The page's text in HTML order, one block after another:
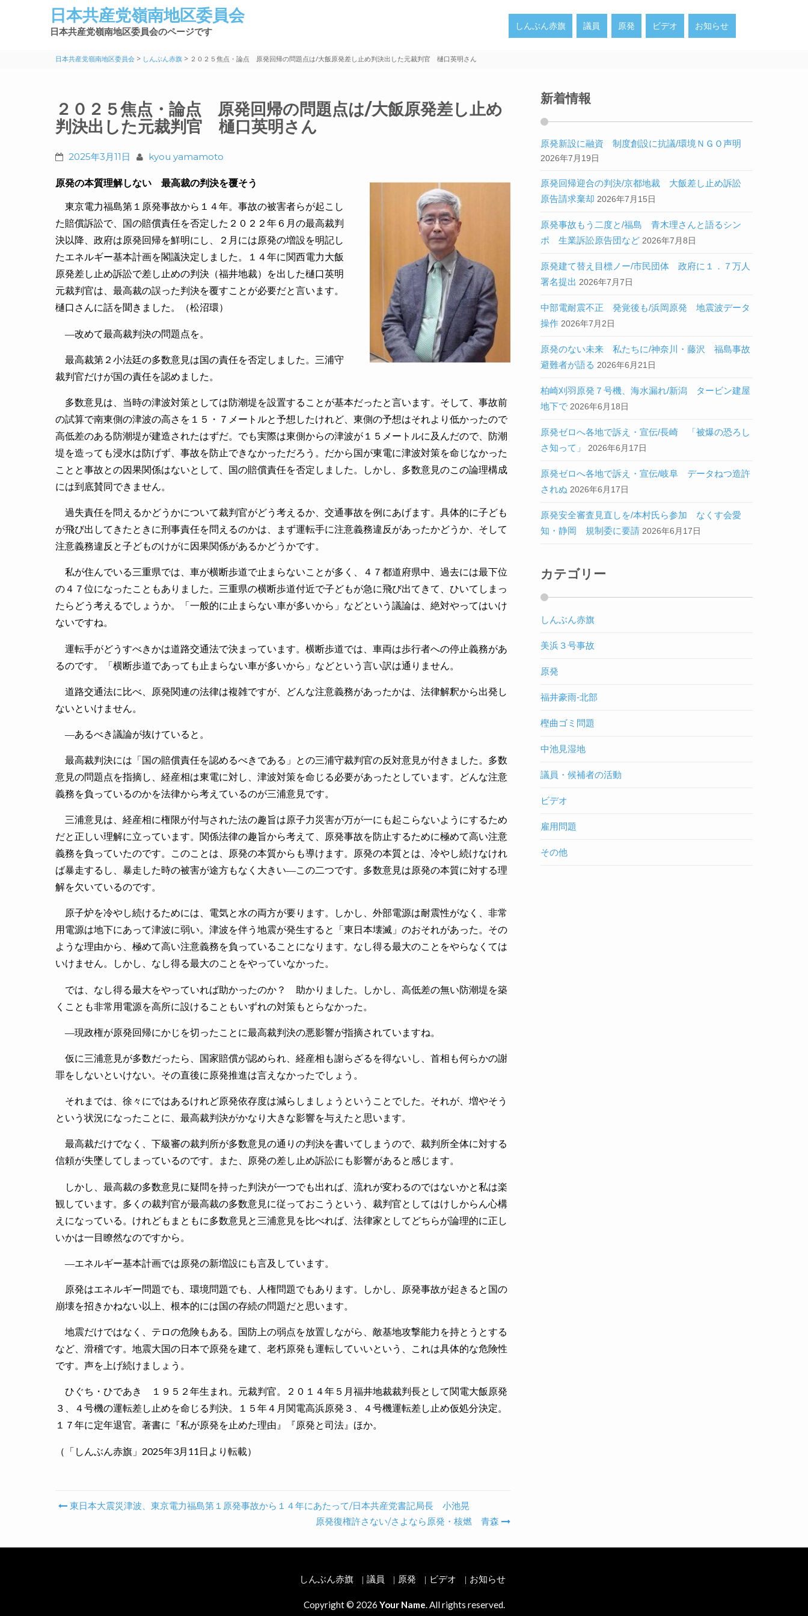
日本共産党嶺南地区委員会
日本共産党嶺南地区委員会のページです
しんぶん赤旗 議員 原発 ビデオ お知らせ
日本共産党嶺南地区委員会 > しんぶん赤旗 > ２０２５焦点・論点 原発回帰の問題点は/大飯原発差し止め判決出した元裁判官 樋口英明さん
２０２５焦点・論点 原発回帰の問題点は/大飯原発差し止め
判決出した元裁判官 樋口英明さん
2025年3月11日 kyou yamamoto
原発の本質理解しない 最高裁の判決を覆そう
東京電力福島第１原発事故から１４年。事故の被害者らが起こし
た賠償訴訟で、国の賠償責任を否定した２０２２年６月の最高裁判
決以降、政府は原発回帰を鮮明にし、２月には原発の増設を明記し
たエネルギー基本計画を閣議決定しました。１４年に関西電力大飯
原発差し止め訴訟で差し止めの判決（福井地裁）を出した樋口英明
元裁判官は、最高裁の誤った判決を覆すことが必要だと言います。
樋口さんに話を聞きました。（松沼環）
―改めて最高裁判決の問題点を。
最高裁第２小法廷の多数意見は国の責任を否定しました。三浦守
裁判官だけが国の責任を認めました。
多数意見は、当時の津波対策としては防潮堤を設置することが基本だったと言います。そして、事故前
の試算で南東側の津波の高さを１５・７メートルと予想したけれど、東側の予想はそれより低かったので
高低差のある防潮堤が建造されたはずだ。でも実際は東側からの津波が１５メートルに及んだので、防潮
堤を造っても浸水は防げず、事故を防止できなかっただろう。だから国が東電に津波対策を命じなかった
ことと事故との因果関係はないとして、国の賠償責任を否定しました。しかし、多数意見のこの論理構成
には到底賛同できません。
過失責任を問えるかどうかについて裁判官がどう考えるか、交通事故を例にあげます。具体的に子ども
が飛び出してきたときに刑事責任を問えるのかは、まず運転手に注意義務違反があったかどうか、そして
注意義務違反と子どものけがに因果関係があるかどうかです。
私が住んでいる三重県では、車が横断歩道で止まらないことが多く、４７都道府県中、過去には最下位
の４７位になったこともありました。三重県の横断歩道付近で子どもが急に飛び出てきて、ひいてしまっ
たらどう考えるでしょうか。「一般的に止まらない車が多いから」などという議論は、絶対やってはいけ
ないですね。
運転手がどうすべきかは道路交通法で決まっています。横断歩道では、車両は歩行者への停止義務があ
るのです。「横断歩道であっても止まらない車が多いから」などという言い訳は通りません。
道路交通法に比べ、原発関連の法律は複雑ですが、どんな注意義務があったかは、法律解釈から出発し
ないといけません。
―あるべき議論が抜けていると。
最高裁判決には「国の賠償責任を認めるべきである」との三浦守裁判官の反対意見が付きました。多数
意見の問題点を指摘し、経産相は東電に対し、津波対策を命じる必要があったとしています。どんな注意
義務を負っているのかを法律から考えているのが三浦意見です。
三浦意見は、経産相に権限が付与された法の趣旨は原子力災害が万が一にも起こらないようにするため
だと正しい理解に立っています。関係法律の趣旨から考えて、原発事故を防止するために極めて高い注意
義務を負っていたのです。このことは、原発の本質からも導けます。原発の本質とは、冷やし続けなけれ
ば暴走するし、暴走した時の被害が途方もなく大きい―この二つです。多数意見は原発の本質に対する理
解を欠いているのです。
原子炉を冷やし続けるためには、電気と水の両方が要ります。しかし、外部電源は耐震性がなく、非常
用電源は地下にあって津波に弱い。津波を伴う地震が発生すると「東日本壊滅」のおそれがあった。その
ような理由から、極めて高い注意義務を負っていることになります。なし得る最大のことをやらなくては
いけません。しかし、なし得る最大のことをやっていなかった。
では、なし得る最大をやっていれば助かったのか？ 助かりました。しかし、高低差の無い防潮堤を築
くことも非常用電源を高所に設けることもいずれの対策もとらなかった。
―現政権が原発回帰にかじを切ったことに最高裁判決の悪影響が指摘されていますね。
仮に三浦意見が多数だったら、国家賠償が認められ、経産相も謝らざるを得ないし、首相も何らかの謝
罪をしないといけない。その直後に原発推進は言えなかったでしょう。
それまでは、徐々にではあるけれど原発依存度は減らしましょうということでした。それが、増やそう
という状況になったことに、最高裁判決がかなり大きな影響を与えたと思います。
最高裁だけでなく、下級審の裁判所が多数意見の通りの判決を書いてしまうので、裁判所全体に対する
信頼が失墜してしまっているのです。また、原発の差し止め訴訟にも影響があると感じます。
しかし、最高裁の多数意見に疑問を持った判決が一つでも出れば、流れが変わるのではないかと私は楽
観しています。多くの裁判官が最高裁の多数意見に従っておこうという、裁判官としてはけしからん心構
えになっている。けれどもまともに多数意見と三浦意見を比べれば、法律家としてどちらが論理的に正し
いかは一目瞭然なのですから。
―エネルギー基本計画では原発の新増設にも言及しています。
原発はエネルギー問題でも、環境問題でも、人権問題でもあります。しかし、原発事故が起きると国の
崩壊を招きかねない以上、根本的には国の存続の問題だと思います。
地震だけではなく、テロの危険もある。国防上の弱点を放置しながら、敵基地攻撃能力を持とうとする
など、滑稽です。地震大国の日本で原発を建て、老朽原発も運転していいという、これは具体的な危険性
です。声を上げ続けましょう。
ひぐち・ひであき １９５２年生まれ。元裁判官。２０１４年５月福井地裁裁判長として関電大飯原発
３、４号機の運転差し止めを命じる判決。１５年４月関電高浜原発３、４号機運転差し止め仮処分決定。
１７年に定年退官。著書に『私が原発を止めた理由』『原発と司法』ほか。
（「しんぶん赤旗」2025年3月11日より転載）
Post navigation
東日本大震災津波、東京電力福島第１原発事故から１４年にあたって/日本共産党書記局長 小池晃
原発復権許さない/さよなら原発・核燃 青森
新着情報
原発新設に融資 制度創設に抗議/環境ＮＧＯ声明
2026年7月19日
原発回帰迎合の判決/京都地裁 大飯差し止め訴訟
原告請求棄却 2026年7月15日
原発事故もう二度と/福島 青木理さんと語るシン
ポ 生業訴訟原告団など 2026年7月8日
原発建て替え目標ノー/市民団体 政府に１．７万人
署名提出 2026年7月7日
中部電耐震不正 発覚後も/浜岡原発 地震波データ
操作 2026年7月2日
原発のない未来 私たちに/神奈川・藤沢 福島事故
避難者が語る 2026年6月21日
柏崎刈羽原発７号機、海水漏れ/新潟 タービン建屋
地下で 2026年6月18日
原発ゼロへ各地で訴え・宣伝/長崎 「被爆の恐ろし
さ知って」
2026年6月17日
原発ゼロへ各地で訴え・宣伝/岐阜 データねつ造許
されぬ 2026年6月17日
原発安全審査見直しを/本村氏ら参加 なくす会愛
知・静岡 規制委に要請 2026年6月17日
カテゴリー
しんぶん赤旗
美浜３号事故
原発
福井豪雨-北部
樫曲ゴミ問題
中池見湿地
議員・候補者の活動
ビデオ
雇用問題
その他
しんぶん赤旗 議員 原発 ビデオ お知らせ
Copyright © 2026 Your Name. All rights reserved.